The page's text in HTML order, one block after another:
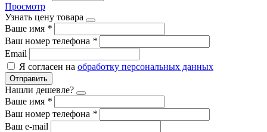
Просмотр
Узнать цену товара
Ваше имя *
Ваш номер телефона *
Email
Я согласен на обработку персональных данных
Отправить
Нашли дешевле?
Ваше имя *
Ваш номер телефона *
Ваш e-mail